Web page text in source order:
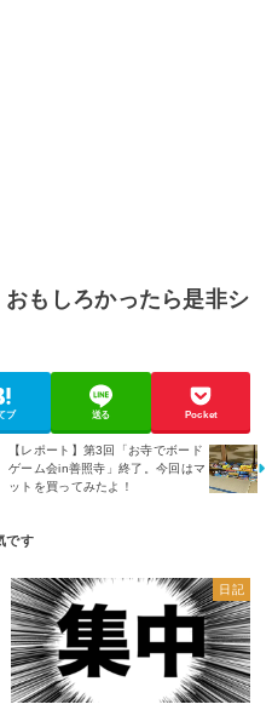
もしろかったら是非シ
ブ 送る Pocket
【レポート】第3回「お寺でボード
ゲーム会in善照寺」終了。今回はマ
ットを買ってみたよ！
日記